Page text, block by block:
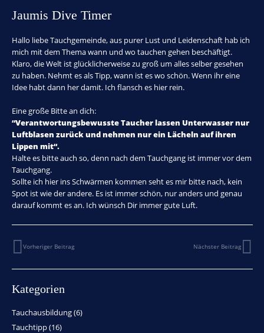
Jaumis Dive Timer
Hallo liebe Tauchgemeinde, aus purer Lust und Leidenschaft hab ich
mich mit dem Thema wann und wo tauchen gehen beschäftigt.
Klaro, die Welt ist glücklicherweise zu groß um alles selber gesehen
zu haben. Nehmt es als Tipp, wann ist es wo schön. Wenn ihr eine
Idee habt dann her damit. Ich flansch es hier rein.
Eine große Bitte an dich:
“Verantwortungsbewusste Taucher lassen Unterwasser nur
Luftblasen zurück und nehmen nur ein Lächeln auf ihren
Lippen mit“.
Halte es bitte auch so, denn nach dem Tauchgang ist immer vor dem
Tauchgang.
Sollte ich hier ins Schwärmen kommen seht es mir bitte nach, kein
Spot ist wie der andere. Es ist immer schön, nur anders und genau
darauf kommt es an. Ich wünsch Dir immer gute Luft.
Vorheriger Beitrag Nächster Beitrag
Kategorien
Tauchausbildung(6)
Tauchtipp(16)